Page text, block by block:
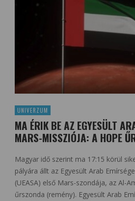
UNIVERZUM
MA ÉRIK BE AZ EGYESÜLT
MARS-MISSZIÓJA: A HOPE
Magyar idő szerint ma 17:15 körül
pályára állt az Egyesült Arab
(UEASA) első Mars-szondája, az Al-
űrszonda (remény). Egyesült Arab